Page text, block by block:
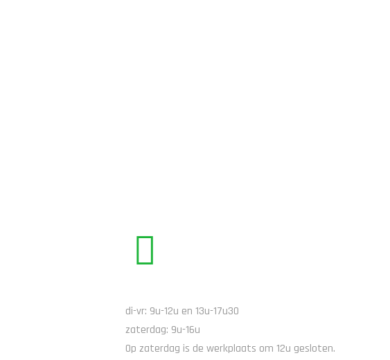
di-vr: 9u-12u en 13u-17u30
zaterdag: 9u-16u
Op zaterdag is de werkplaats om 12u gesloten.